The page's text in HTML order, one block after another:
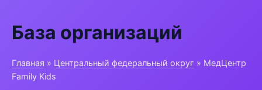
База организаций
Главная » Центральный федеральный округ » МедЦентр
Family Kids